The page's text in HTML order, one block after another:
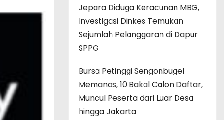
Jepara Diduga Keracunan MBG,
Investigasi Dinkes Temukan
Sejumlah Pelanggaran di Dapur
SPPG
Bursa Petinggi Sengonbugel
Memanas, 10 Bakal Calon Daftar,
Muncul Peserta dari Luar Desa
hingga Jakarta